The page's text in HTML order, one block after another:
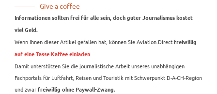
Give a coffee
Informationen sollten frei für alle sein, doch guter Journalismus kostet
viel Geld.
Wenn Ihnen dieser Artikel gefallen hat, können Sie Aviation.Direct freiwillig
auf eine Tasse Kaffee einladen.
Damit unterstützen Sie die journalistische Arbeit unseres unabhängigen
Fachportals für Luftfahrt, Reisen und Touristik mit Schwerpunkt D-A-CH-Region
und zwar freiwillig ohne Paywall-Zwang.